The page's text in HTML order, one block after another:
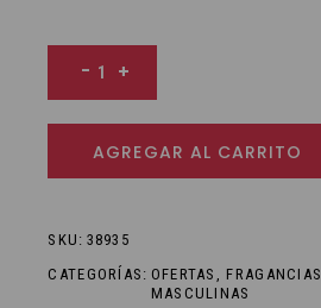
Gamer - Eau de Toilette
- +
AGREGAR AL CARRITO
SKU: 38935
CATEGORÍAS: OFERTAS ,
MASCULINAS